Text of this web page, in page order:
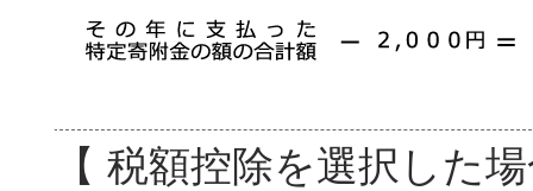
【 税額控除を選択した